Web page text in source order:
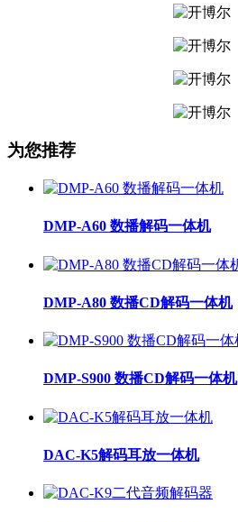
为您推荐
DMP-A60 数播解码一体机
DMP-A80 数播CD解码一体机
DMP-S900 数播CD解码一体机
DAC-K5解码耳放一体机